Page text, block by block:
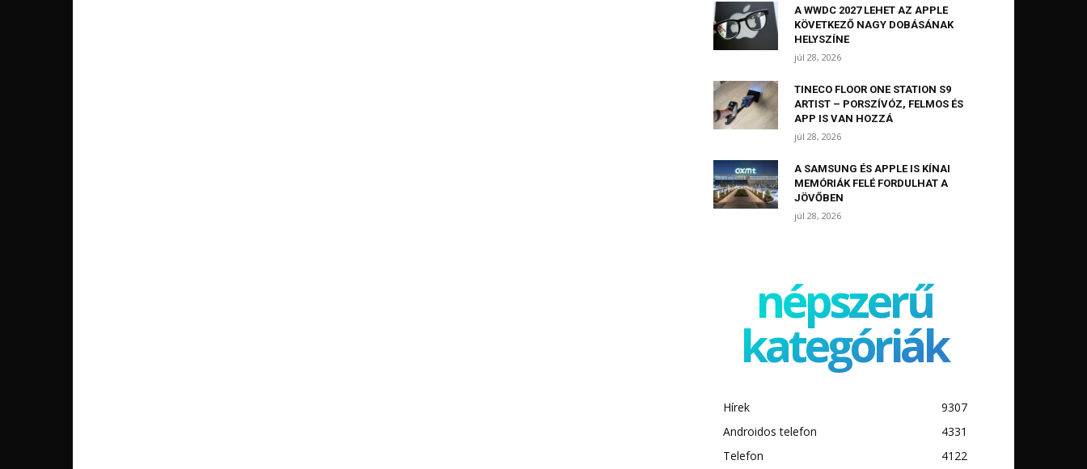
A WWDC 2027 LEHET AZ APPLE
KÖVETKEZŐ NAGY DOBÁSÁNAK
HELYSZÍNE
júl 28, 2026
TINECO FLOOR ONE STATION S9
ARTIST – PORSZÍVÓZ, FELMOS ÉS
APP IS VAN HOZZÁ
júl 28, 2026
A SAMSUNG ÉS APPLE IS KÍNAI
MEMÓRIÁK FELÉ FORDULHAT A
JÖVŐBEN
júl 28, 2026
népszerű
kategóriák
Hírek
9307
Androidos telefon
4331
Telefon
4122